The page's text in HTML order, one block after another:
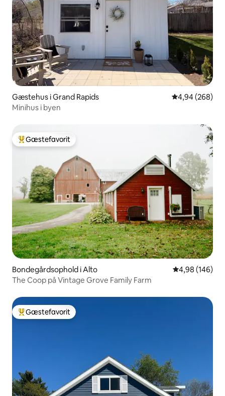
Gæstehus i Grand Rapids 4,94 ud af 5 i
4,94 (268)
Minihus i byen
Bedste gæstefavorit
Gæstefavorit
Bondegårdsophold i Alto 4,98 ud af 5 i
4,98 (146)
The Coop på Vintage Grove Family Farm
Bedste gæstefavorit
Gæstefavorit